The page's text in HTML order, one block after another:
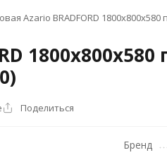
Azario BRADFORD
Поделиться
Бренд